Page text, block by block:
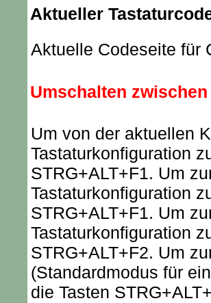
Aktueller
Aktuelle Codeseite für
Umschalten
Um von der aktuellen
Tastaturkonfiguration
STRG+ALT+F1. Um
Tastaturkonfiguration
STRG+ALT+F1. Um
Tastaturkonfiguration
STRG+ALT+F2. Um
(Standardmodus für
die Tasten